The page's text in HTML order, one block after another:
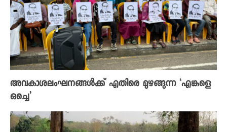
അവകാശലംഘനങ്ങൾക്ക് എതിരെ മുഴങ്ങുന്ന ‘എങ്കളെ
ഒച്ചെ’